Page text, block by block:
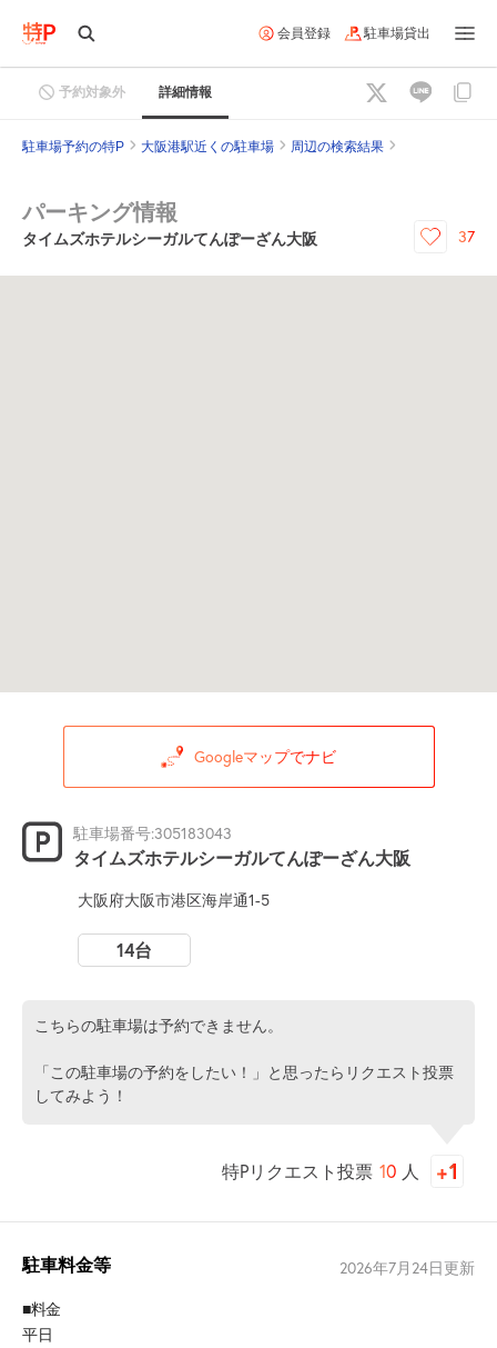
会員登録 駐車場貸出
予約対象外 詳細情報
駐車場予約の特P 大阪港駅近くの駐車場 周辺の検索結果
パーキング情報
タイムズホテルシーガルてんぽーざん大阪 37
Googleマップでナビ
駐車場番号:305183043
タイムズホテルシーガルてんぽーざん大阪
大阪府大阪市港区海岸通1-5
14台
こちらの駐車場は予約できません。
「この駐車場の予約をしたい！」と思ったらリクエスト投票
してみよう！
特Pリクエスト投票 10 人
駐車料金等 2026年7月24日更新
■料金
平日